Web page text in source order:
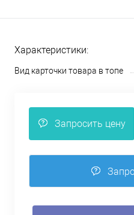
Характеристики:
Вид карточки товара в топе
Запросить цену